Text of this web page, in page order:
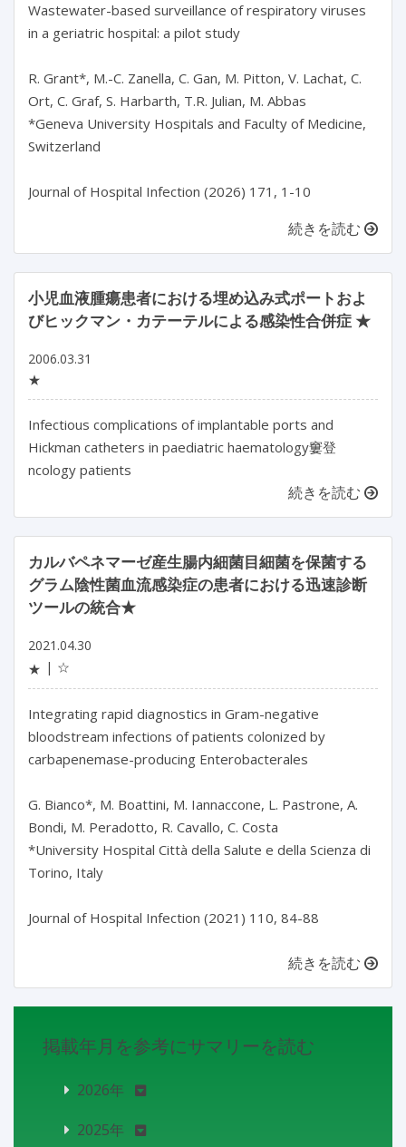
Wastewater-based surveillance of respiratory viruses
in a geriatric hospital: a pilot study
R. Grant*, M.-C. Zanella, C. Gan, M. Pitton, V. Lachat, C.
Ort, C. Graf, S. Harbarth, T.R. Julian, M. Abbas
*Geneva University Hospitals and Faculty of Medicine,
Switzerland
続きを読む
小児血液腫瘍患者における埋め込み式ポートおよ
びヒックマン・カテーテルによる感染性合併症 ★
2006.03.31
★
Infectious complications of implantable ports and
Hickman catheters in paediatric haematology窶登
ncology patients
続きを読む
カルバペネマーゼ産生腸内細菌目細菌を保菌する
グラム陰性菌血流感染症の患者における迅速診断
ツールの統合★
2021.04.30
★
☆
Integrating rapid diagnostics in Gram-negative
bloodstream infections of patients colonized by
carbapenemase-producing Enterobacterales
G. Bianco*, M. Boattini, M. Iannaccone, L. Pastrone, A.
Bondi, M. Peradotto, R. Cavallo, C. Costa
*University Hospital Città della Salute e della Scienza di
Torino, Italy
Journal of Hospital Infection (2021) 110, 84-88
続きを読む
掲載年月を参考にサマリーを読む
2026年
2025年